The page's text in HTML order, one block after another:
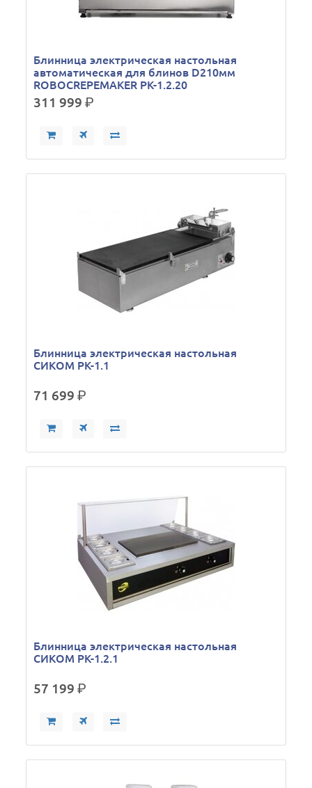
Блинница электрическая настольная
автоматическая для блинов D210мм
ROBOCREPEMAKER РК-1.2.20
311 999р.
Блинница электрическая настольная
СИКОМ РК-1.1
71 699р.
Блинница электрическая настольная
СИКОМ РК-1.2.1
57 199р.